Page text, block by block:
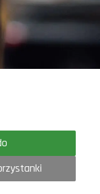
do